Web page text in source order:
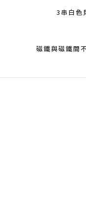
3串白色
磁鐵與磁鐵間